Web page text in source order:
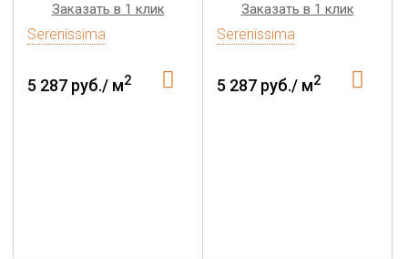
Заказать в 1 клик
Serenissima
5 287 руб./ м2
Заказать в 1 клик
Serenissima
5 287 руб./ м2